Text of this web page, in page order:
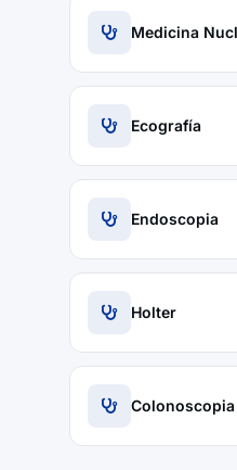
Medicina
Ecografía
Endoscopia
Holter
Colonoscopia